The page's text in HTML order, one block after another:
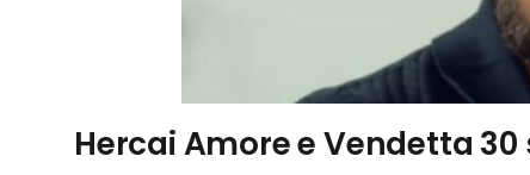
Hercai Amore e Vendetta